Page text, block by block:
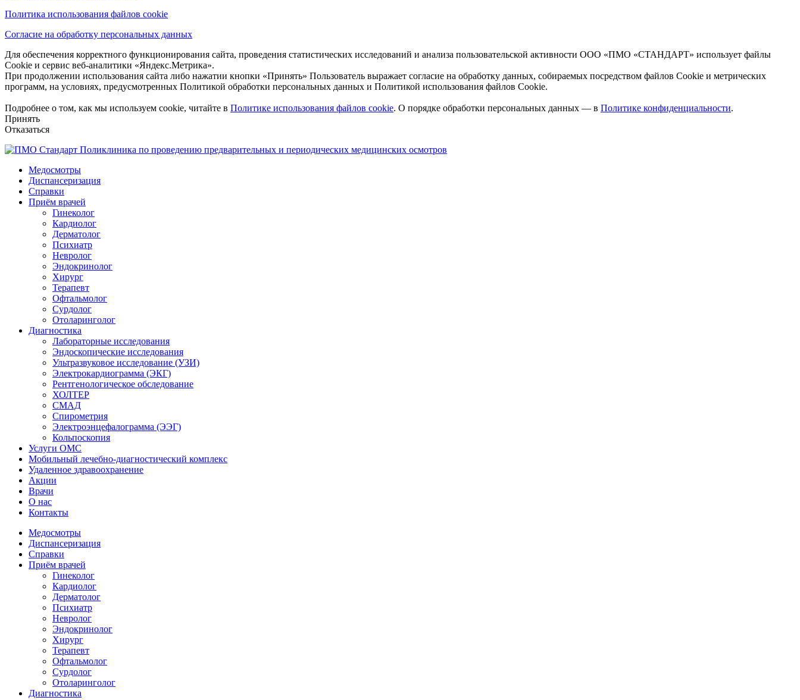
Политика использования файлов cookie
Согласие на обработку персональных данных
Для обеспечения корректного функционирования сайта, проведения статистических исследований и анализа пользовательской активности ООО «ПМО «СТАНДАРТ» использует файлы
Cookie и сервис веб-аналитики «Яндекс.Метрика».
При продолжении использования сайта либо нажатии кнопки «Принять» Пользователь выражает согласие на обработку данных, собираемых посредством файлов Cookie и метрических
программ, на условиях, предусмотренных Политикой обработки персональных данных и Политикой использования файлов Cookie.
Подробнее о том, как мы используем cookie, читайте в Политике использования файлов cookie. О порядке обработки персональных данных — в Политике конфиденциальности.
Принять
Отказаться
Медосмотры
Диспансеризация
Справки
Приём врачей
Гинеколог
Кардиолог
Дерматолог
Психиатр
Невролог
Эндокринолог
Хирург
Терапевт
Офтальмолог
Сурдолог
Отоларинголог
Диагностика
Лабораторные исследования
Эндоскопические исследования
Ультразвуковое исследование (УЗИ)
Электрокардиограмма (ЭКГ)
Рентгенологическое обследование
ХОЛТЕР
СМАД
Спирометрия
Электроэнцефалограмма (ЭЭГ)
Кольпоскопия
Услуги ОМС
Мобильный лечебно-диагностический комплекс
Удаленное здравоохранение
Акции
Врачи
О нас
Контакты
Медосмотры
Диспансеризация
Справки
Приём врачей
Гинеколог
Кардиолог
Дерматолог
Психиатр
Невролог
Эндокринолог
Хирург
Терапевт
Офтальмолог
Сурдолог
Отоларинголог
Диагностика